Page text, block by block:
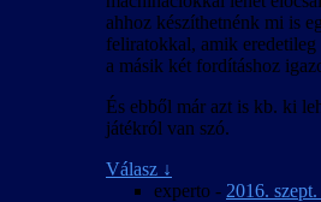
ahhoz készíthetnénk mi is
feliratokkal, amik
a másik két fordításhoz
És ebből már azt is kb. ki
játékról van szó.
Válasz ↓
experto - 2016.